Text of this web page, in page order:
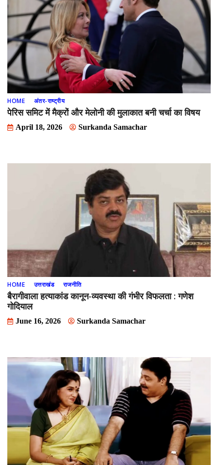
HOME अंतर-राष्ट्रीय
पेरिस समिट में मैक्रों और मेलोनी की मुलाकात बनी चर्चा का विषय
April 18, 2026 Surkanda Samachar
HOME उत्तराखंड राजनीति
बैरागीवाला हत्याकांड कानून-व्यवस्था की गंभीर विफलता : गणेश
गोदियाल
June 16, 2026 Surkanda Samachar